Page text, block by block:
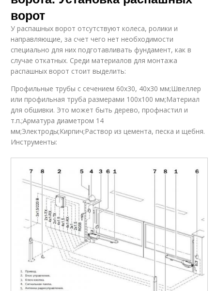
Автоматика на
ворота
ворот
ворот
У распашных ворот отсутствуют колеса, ролики и
направляющие, за счет чего нет необходимости
специально для них подготавливать фундамент, как в
случае откатных. Среди материалов для монтажа
распашных ворот стоит выделить:
Профильные трубы с сечением 60х30, 40х30 мм;Швеллер
или профильная труба размерами 100х100 мм;Материал
для обшивки. Это может быть дерево, профнастил и
т.п.;Арматура диаметром 14
мм;Электроды;Кирпич;Раствор из цемента, песка и щебня.
Инструменты: